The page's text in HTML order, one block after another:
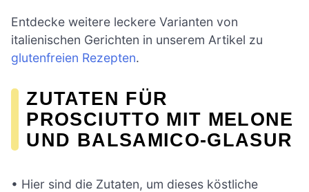
Entdecke weitere leckere Varianten von
italienischen Gerichten in unserem Artikel zu
glutenfreien Rezepten.
ZUTATEN FÜR
PROSCIUTTO MIT MELONE
UND BALSAMICO-GLASUR
• Hier sind die Zutaten, um dieses köstliche